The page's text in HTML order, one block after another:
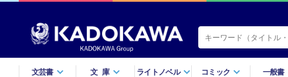
文芸書 文庫 ライトノベル コミック 一般書